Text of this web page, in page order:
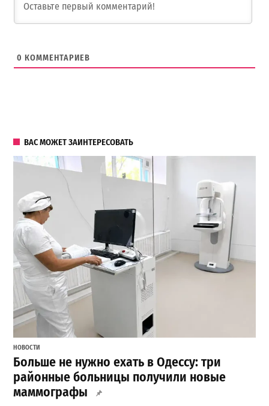
0 КОММЕНТАРИЕВ
ВАС МОЖЕТ ЗАИНТЕРЕСОВАТЬ
НОВОСТИ
Больше не нужно ехать в Одессу: три
районные больницы получили новые
маммографы